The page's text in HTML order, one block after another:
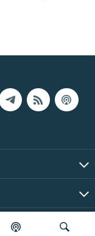
права застережено.